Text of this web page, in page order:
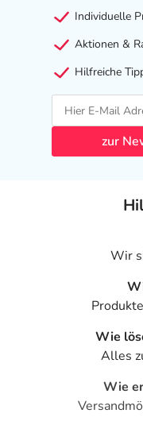
Individuelle
Aktionen &
Hilfreiche
zur
Wir
Wie
Alles
Wie